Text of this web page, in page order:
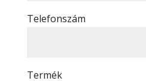
Telefonszám
Termék